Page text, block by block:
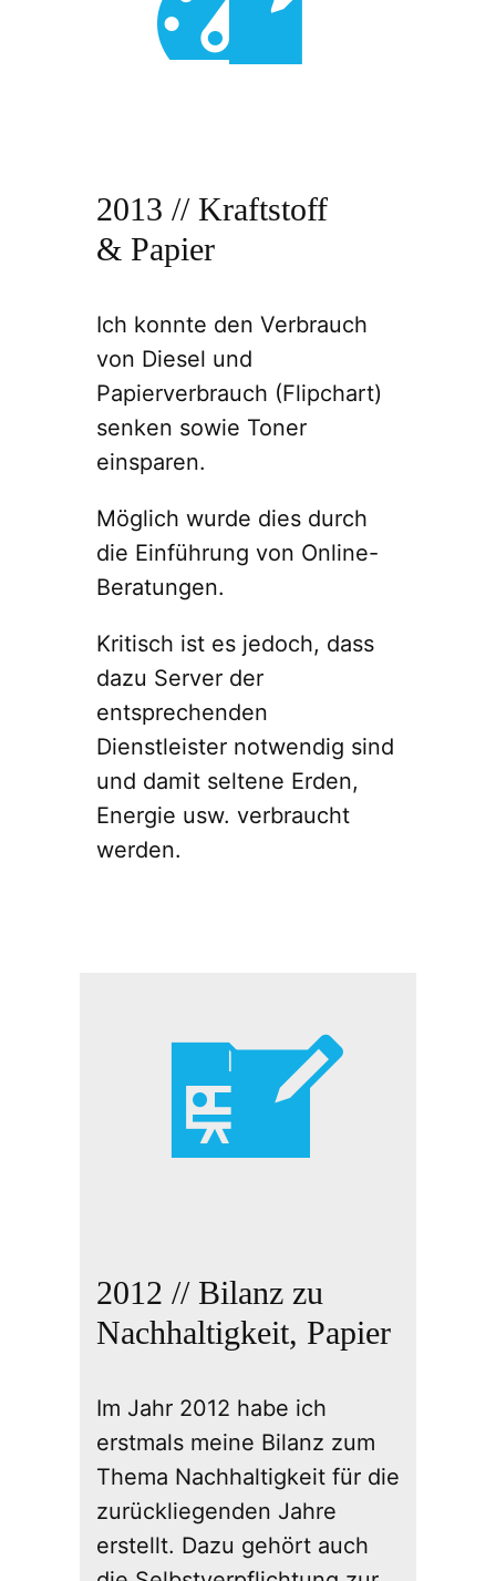
2013 // Kraftstoff
& Papier
Ich konnte den Verbrauch
von Diesel und
Papierverbrauch (Flipchart)
senken sowie Toner
einsparen.
Möglich wurde dies durch
die Einführung von Online-
Beratungen.
Kritisch ist es jedoch, dass
dazu Server der
entsprechenden
Dienstleister notwendig sind
und damit seltene Erden,
Energie usw. verbraucht
werden.
2012 // Bilanz zu
Nachhaltigkeit, Papier
Im Jahr 2012 habe ich
erstmals meine Bilanz zum
Thema Nachhaltigkeit für die
zurückliegenden Jahre
erstellt. Dazu gehört auch